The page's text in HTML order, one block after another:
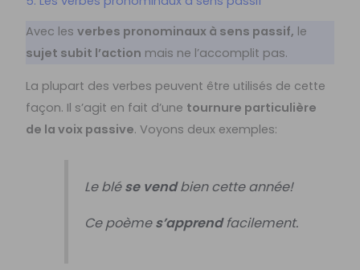
Avec lesverbes pronominaux à sens passif, le
sujet subit l’action mais ne l’accomplit pas.
La plupart des verbes peuvent être utilisés de cette
façon. Il s’agit en fait d’une tournure particulière
de la voix passive. Voyons deux exemples:
Le blése vendbien cette année!
Ce poèmes’apprendfacilement.